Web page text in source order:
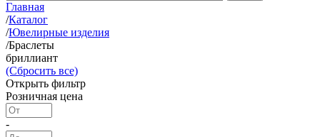
Главная
/Каталог
/Ювелирные изделия
/Браслеты
бриллиант
(Сбросить все)
Открыть фильтр
Розничная цена
-